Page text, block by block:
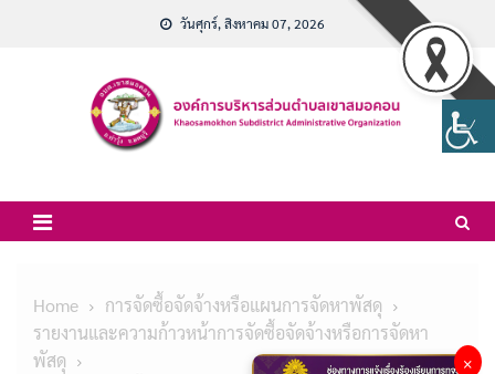
วันศุกร์, สิงหาคม 07, 2026
Home
การจัดซื้อจัดจ้างหรือแผนการจัดหาพัสดุ
รายงานและความก้าวหน้าการจัดซื้อจัดจ้างหรือการจัดหา
พัสดุ
×